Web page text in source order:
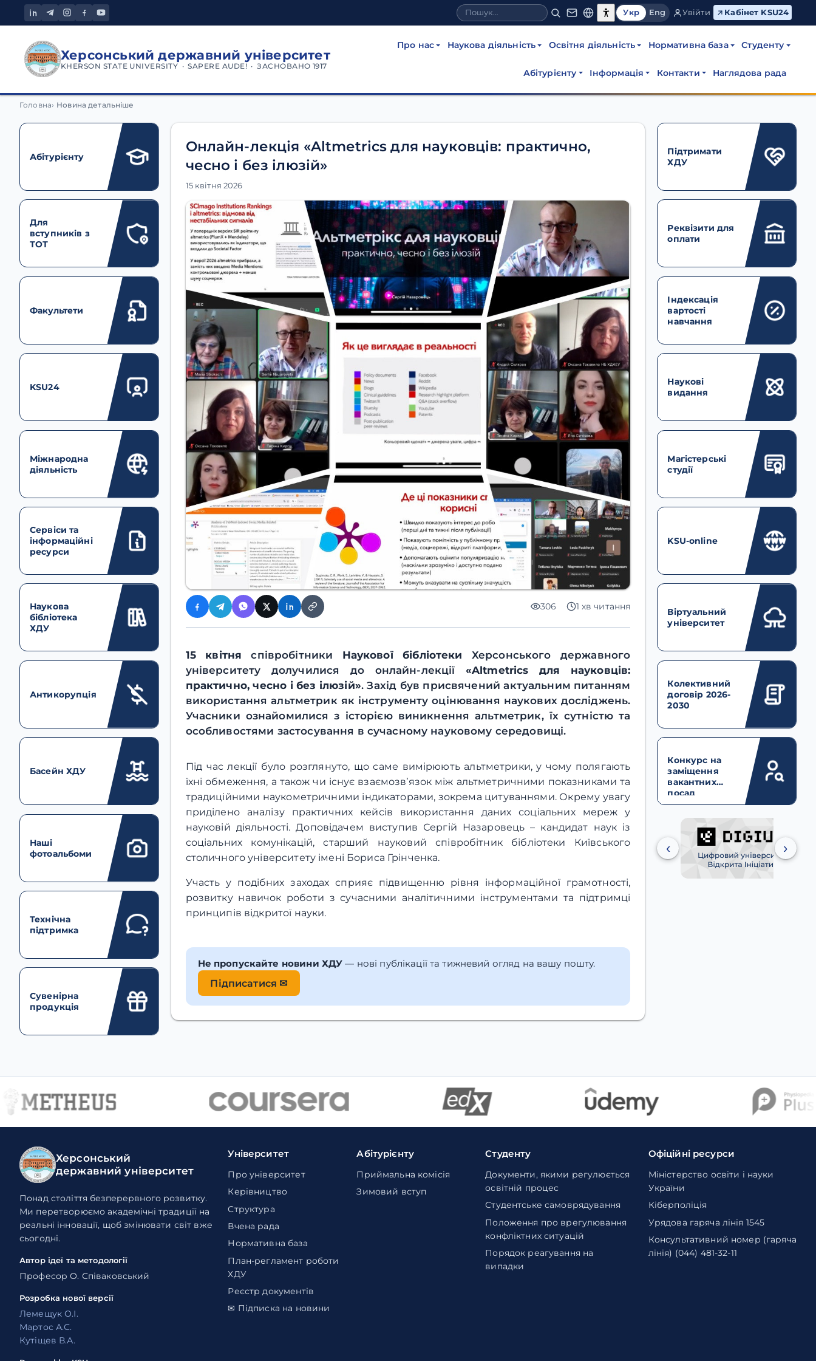
Укр Eng Увійти Кабінет KSU24
Херсонський державний університет
KHERSON STATE UNIVERSITY · SAPERE AUDE! · ЗАСНОВАНО 1917
Про нас Наукова діяльність Освітня діяльність Нормативна база Студенту
Абітурієнту Інформація Контакти Наглядова рада
Головна Новина детальніше
Абітурієнту
Для
вступників з
ТОТ
Факультети
KSU24
Міжнародна
діяльність
Сервіси та
інформаційні
ресурси
Наукова
бібліотека
ХДУ
Антикорупція
Басейн ХДУ
Наші
фотоальбоми
Технічна
підтримка
Сувенірна
продукція
Онлайн-лекція «Altmetrics для науковців: практично,
чесно і без ілюзій»
15 квітня 2026
306 1 хв читання
15 квітня співробітники Наукової бібліотеки Херсонського державного
університету долучилися до онлайн-лекції «Altmetrics для науковців:
практично, чесно і без ілюзій». Захід був присвячений актуальним питанням
використання альтметрик як інструменту оцінювання наукових досліджень.
Учасники ознайомилися з історією виникнення альтметрик, їх сутністю та
особливостями застосування в сучасному науковому середовищі.
Під час лекції було розглянуто, що саме вимірюють альтметрики, у чому полягають
їхні обмеження, а також чи існує взаємозв’язок між альтметричними показниками та
традиційними наукометричними індикаторами, зокрема цитуваннями. Окрему увагу
приділено аналізу практичних кейсів використання даних соціальних мереж у
науковій діяльності. Доповідачем виступив Сергій Назаровець – кандидат наук із
соціальних комунікацій, старший науковий співробітник бібліотеки Київського
столичного університету імені Бориса Грінченка.
Участь у подібних заходах сприяє підвищенню рівня інформаційної грамотності,
розвитку навичок роботи з сучасними аналітичними інструментами та підтримці
принципів відкритої науки.
Не пропускайте новини ХДУ — нові публікації та тижневий огляд на вашу пошту.
Підписатися ✉
Підтримати
ХДУ
Реквізити для
оплати
Індексація
вартості
навчання
Наукові
видання
Магістерські
студії
KSU-online
Віртуальний
університет
Колективний
договір 2026-
2030
Конкурс на
заміщення
вакантних
посад
‹ ›
Херсонський
державний університет
Понад століття безперервного розвитку.
Ми перетворюємо академічні традиції на
реальні інновації, щоб змінювати світ вже
сьогодні.
Автор ідеї та методології
Професор О. Співаковський
Розробка нової версії
Лемещук О.І.
Мартос А.С.
Кутіщев В.А.
Університет
Про університет
Керівництво
Структура
Вчена рада
Нормативна база
План-регламент роботи
ХДУ
Реєстр документів
✉ Підписка на новини
Абітурієнту
Приймальна комісія
Зимовий вступ
Студенту
Документи, якими регулюється
освітній процес
Студентське самоврядування
Положення про врегулювання
конфліктних ситуацій
Порядок реагування на
випадки
Офіційні ресурси
Міністерство освіти і науки
України
Кіберполіція
Урядова гаряча лінія 1545
Консультативний номер (гаряча
лінія) (044) 481-32-11